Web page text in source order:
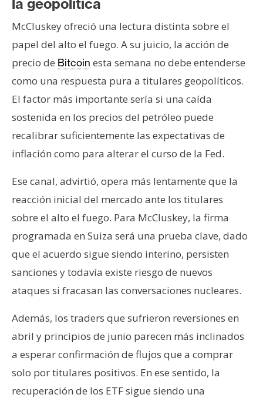
la geopolítica
McCluskey ofreció una lectura distinta sobre el
papel del alto el fuego. A su juicio, la acción de
precio de Bitcoin esta semana no debe entenderse
como una respuesta pura a titulares geopolíticos.
El factor más importante sería si una caída
sostenida en los precios del petróleo puede
recalibrar suficientemente las expectativas de
inflación como para alterar el curso de la Fed.
Ese canal, advirtió, opera más lentamente que la
reacción inicial del mercado ante los titulares
sobre el alto el fuego. Para McCluskey, la firma
programada en Suiza será una prueba clave, dado
que el acuerdo sigue siendo interino, persisten
sanciones y todavía existe riesgo de nuevos
ataques si fracasan las conversaciones nucleares.
Además, los traders que sufrieron reversiones en
abril y principios de junio parecen más inclinados
a esperar confirmación de flujos que a comprar
solo por titulares positivos. En ese sentido, la
recuperación de los ETF sigue siendo una